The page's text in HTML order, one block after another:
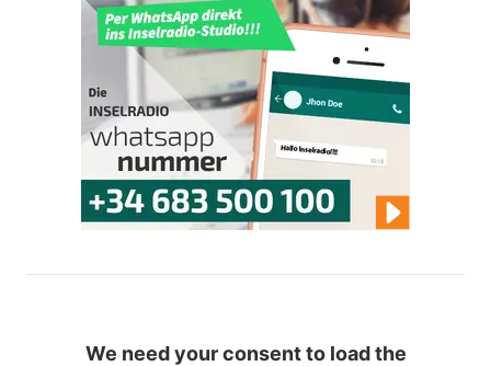
We need your consent to load the